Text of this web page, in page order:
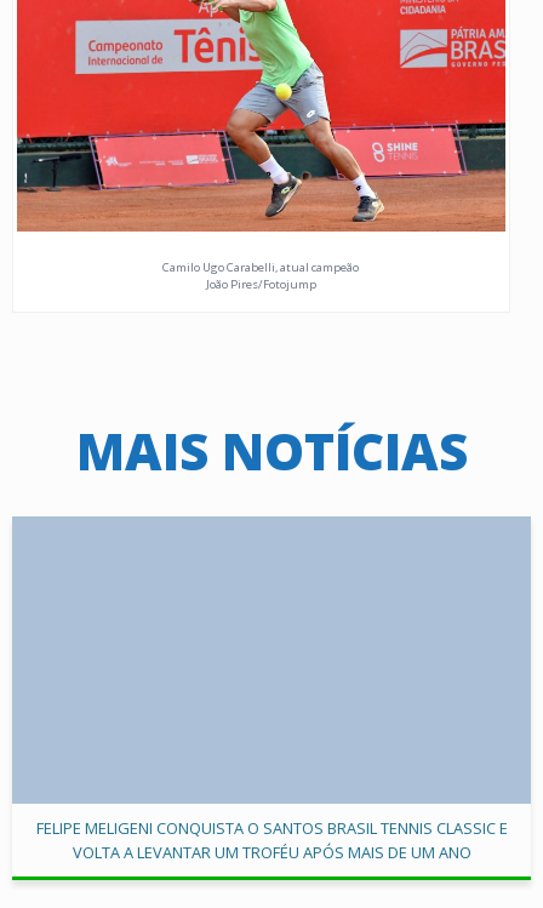
Camilo Ugo Carabelli, atual campeão
João Pires/Fotojump
MAIS NOTÍCIAS
FELIPE MELIGENI CONQUISTA O SANTOS BRASIL TENNIS CLASSIC E
VOLTA A LEVANTAR UM TROFÉU APÓS MAIS DE UM ANO